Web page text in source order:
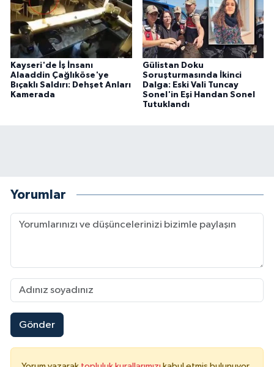
Kayseri'de İş İnsanı
Alaaddin Çağlıköse'ye
Bıçaklı Saldırı: Dehşet Anları
Kamerada
Gülistan Doku
Soruşturmasında İkinci
Dalga: Eski Vali Tuncay
Sonel'in Eşi Handan Sonel
Tutuklandı
Yorumlar
Gönder